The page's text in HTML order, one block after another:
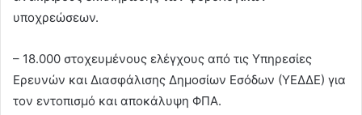
υποχρεώσεων.
– 18.000 στοχευμένους ελέγχους από τις Υπηρεσίες
Ερευνών και Διασφάλισης Δημοσίων Εσόδων (ΥΕΔΔΕ) για
τον εντοπισμό και αποκάλυψη ΦΠΑ.